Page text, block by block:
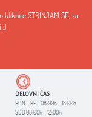
kliknite STRINJAM SE, za
:)
DELOVNI ČAS
PON - PET 08:00h - 18:00h
SOB 08:00h - 12:00h